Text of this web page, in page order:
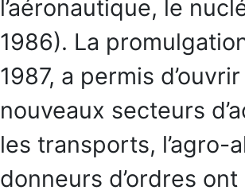
l’aéronautique, le
1986). La
1987, a permis
nouveaux secteurs
les transports, l’agro-
donneurs d’ordres